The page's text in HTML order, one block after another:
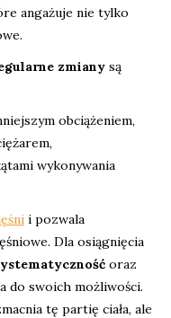
angażuje nie tylko
zmiany są
obciążeniem,
wykonywania
i pozwala
Dla osiągnięcia
oraz
do swoich możliwości.
tę partię ciała, ale